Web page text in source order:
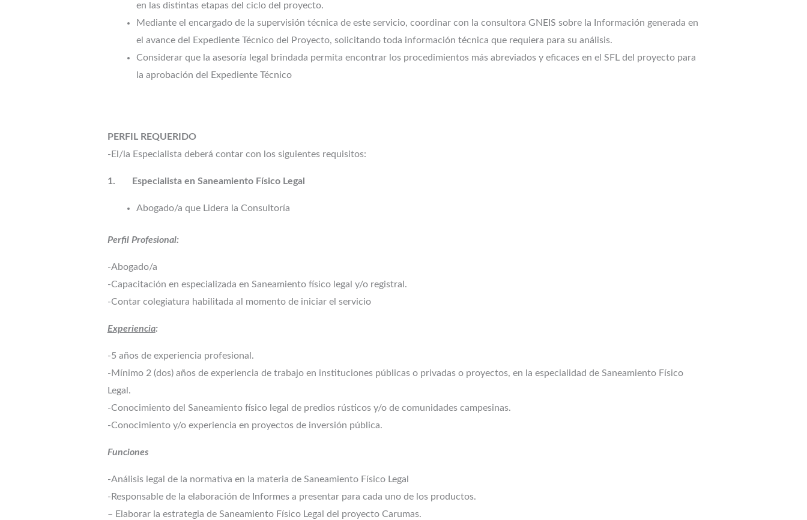
en las distintas etapas del ciclo del proyecto.
Mediante el encargado de la supervisión técnica de este servicio, coordinar con la consultora GNEIS sobre la Información generada en
el avance del Expediente Técnico del Proyecto, solicitando toda información técnica que requiera para su análisis.
Considerar que la asesoría legal brindada permita encontrar los procedimientos más abreviados y eficaces en el SFL del proyecto para
la aprobación del Expediente Técnico
PERFIL REQUERIDO
-El/la Especialista deberá contar con los siguientes requisitos:
1. Especialista en Saneamiento Físico Legal
Abogado/a que Lidera la Consultoría
Perfil Profesional:
-Abogado/a
-Capacitación en especializada en Saneamiento físico legal y/o registral.
-Contar colegiatura habilitada al momento de iniciar el servicio
Experiencia:
-5 años de experiencia profesional.
-Mínimo 2 (dos) años de experiencia de trabajo en instituciones públicas o privadas o proyectos, en la especialidad de Saneamiento Físico
Legal.
-Conocimiento del Saneamiento físico legal de predios rústicos y/o de comunidades campesinas.
-Conocimiento y/o experiencia en proyectos de inversión pública.
Funciones
-Análisis legal de la normativa en la materia de Saneamiento Físico Legal
-Responsable de la elaboración de Informes a presentar para cada uno de los productos.
– Elaborar la estrategia de Saneamiento Físico Legal del proyecto Carumas.